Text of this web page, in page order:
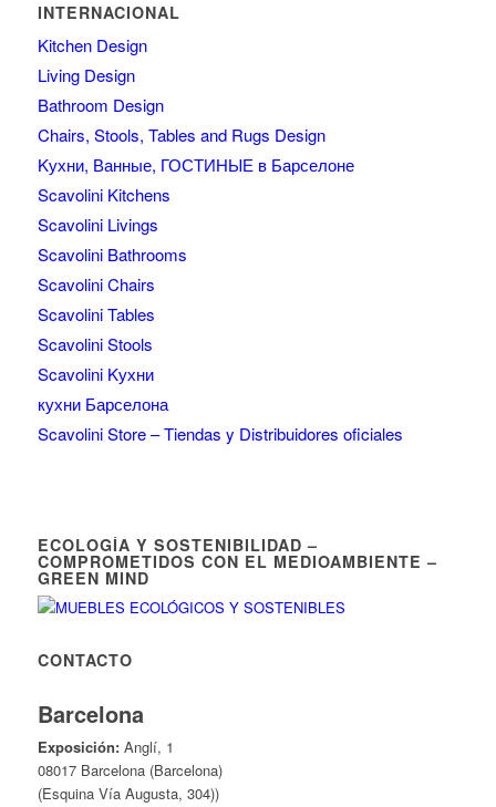
INTERNACIONAL
Kitchen Design
Living Design
Bathroom Design
Chairs, Stools, Tables and Rugs Design
Kухни, Ванные, ГОСТИНЫЕ в Барселоне
Scavolini Kitchens
Scavolini Livings
Scavolini Bathrooms
Scavolini Chairs
Scavolini Tables
Scavolini Stools
Scavolini Kухни
кухни Барселона
Scavolini Store – Tiendas y Distribuidores oficiales
ECOLOGÍA Y SOSTENIBILIDAD –
COMPROMETIDOS CON EL MEDIOAMBIENTE –
GREEN MIND
CONTACTO
Barcelona
Exposición:Anglí, 1
08017 Barcelona (Barcelona)
(Esquina Vía Augusta, 304))